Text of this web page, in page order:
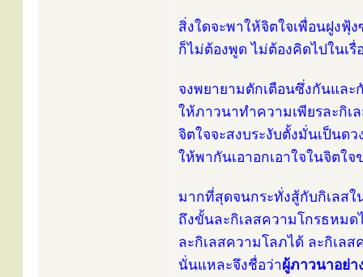
สิ่งใดจะพาให้จิตใจเพื่อนฝูงฟุ้
ก็ไม่ต้องพูด ไม่ต้องคิดไปในเรื่
จงพยายามตักเตือนซึ่งกันและ
ให้ภาวนาทำความเพียรละกิเล
จิตใจจะสงบระงับตั้งมั่นเป็นดว
ให้พากันเอาอกเอาใจในจิตใ
มากที่สุดจนกระทั่งสู้กับกิเลสใ
ถึงขั้นละกิเลสความโกรธหมด
ละกิเลสความโลภได้ ละกิเลส
นั่นแหละจึงชื่อว่าผู้ภาวนาอย่า